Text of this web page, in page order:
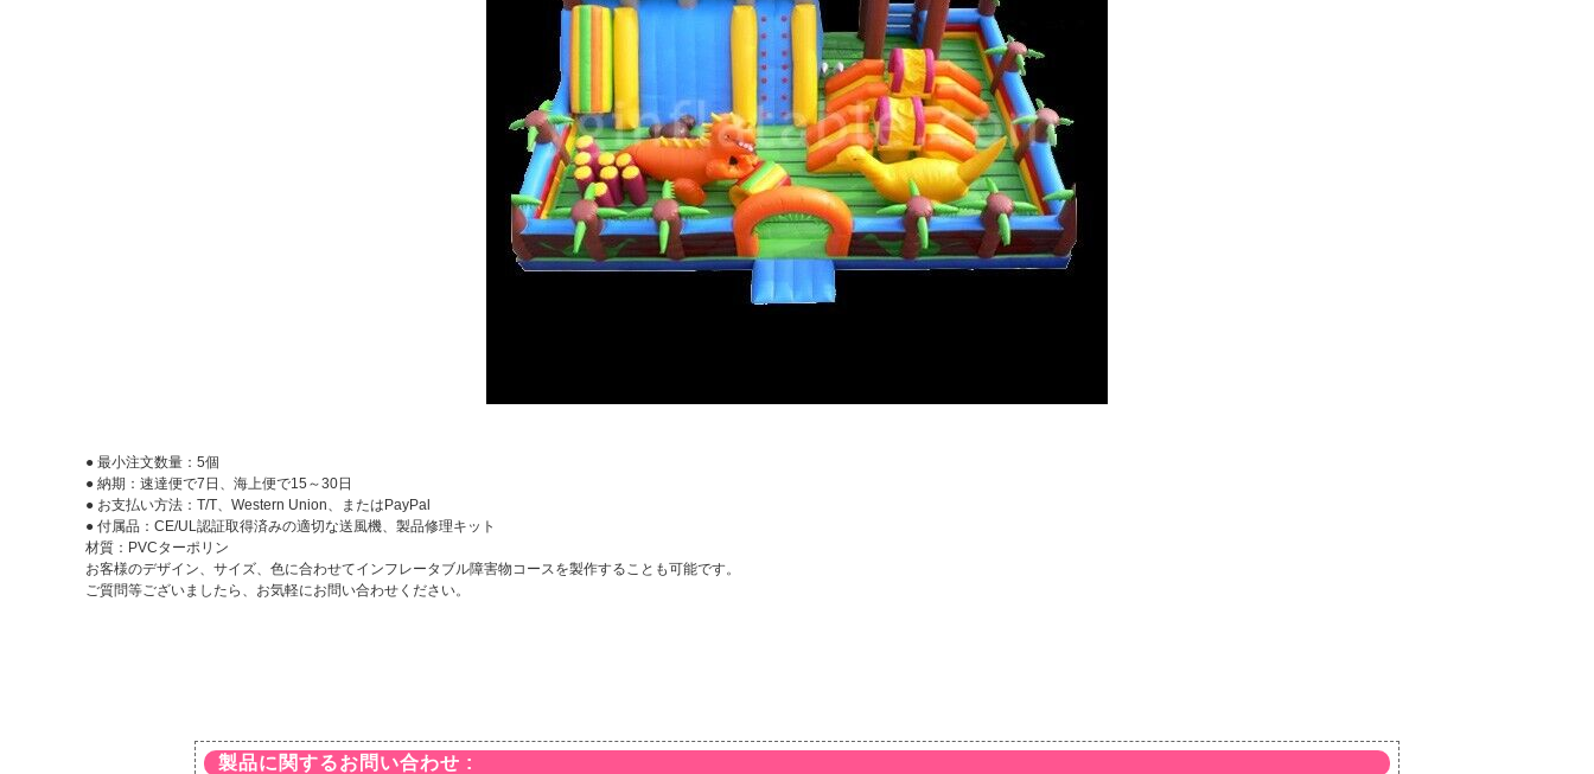
● 最小注文数量：5個
● 納期：速達便で7日、海上便で15～30日
● お支払い方法：T/T、Western Union、またはPayPal
● 付属品：CE/UL認証取得済みの適切な送風機、製品修理キット
材質：PVCターポリン
お客様のデザイン、サイズ、色に合わせてインフレータブル障害物コースを製作することも可能です。
ご質問等ございましたら、お気軽にお問い合わせください。
製品に関するお問い合わせ :